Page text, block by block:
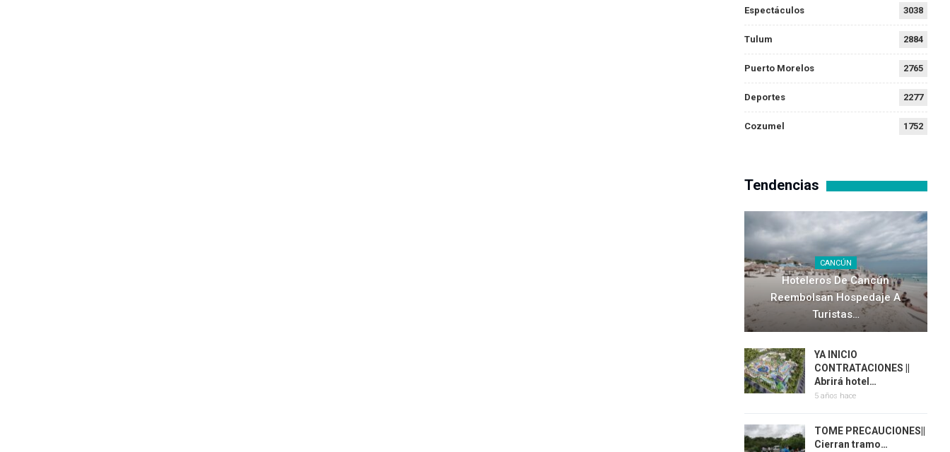
Espectáculos 3038
Tulum 2884
Puerto Morelos 2765
Deportes 2277
Cozumel 1752
Tendencias
CANCÚN
Hoteleros De Cancún
Reembolsan Hospedaje A
Turistas…
YA INICIO
CONTRATACIONES ||
Abrirá hotel…
5 años hace
TOME PRECAUCIONES||
Cierran tramo…